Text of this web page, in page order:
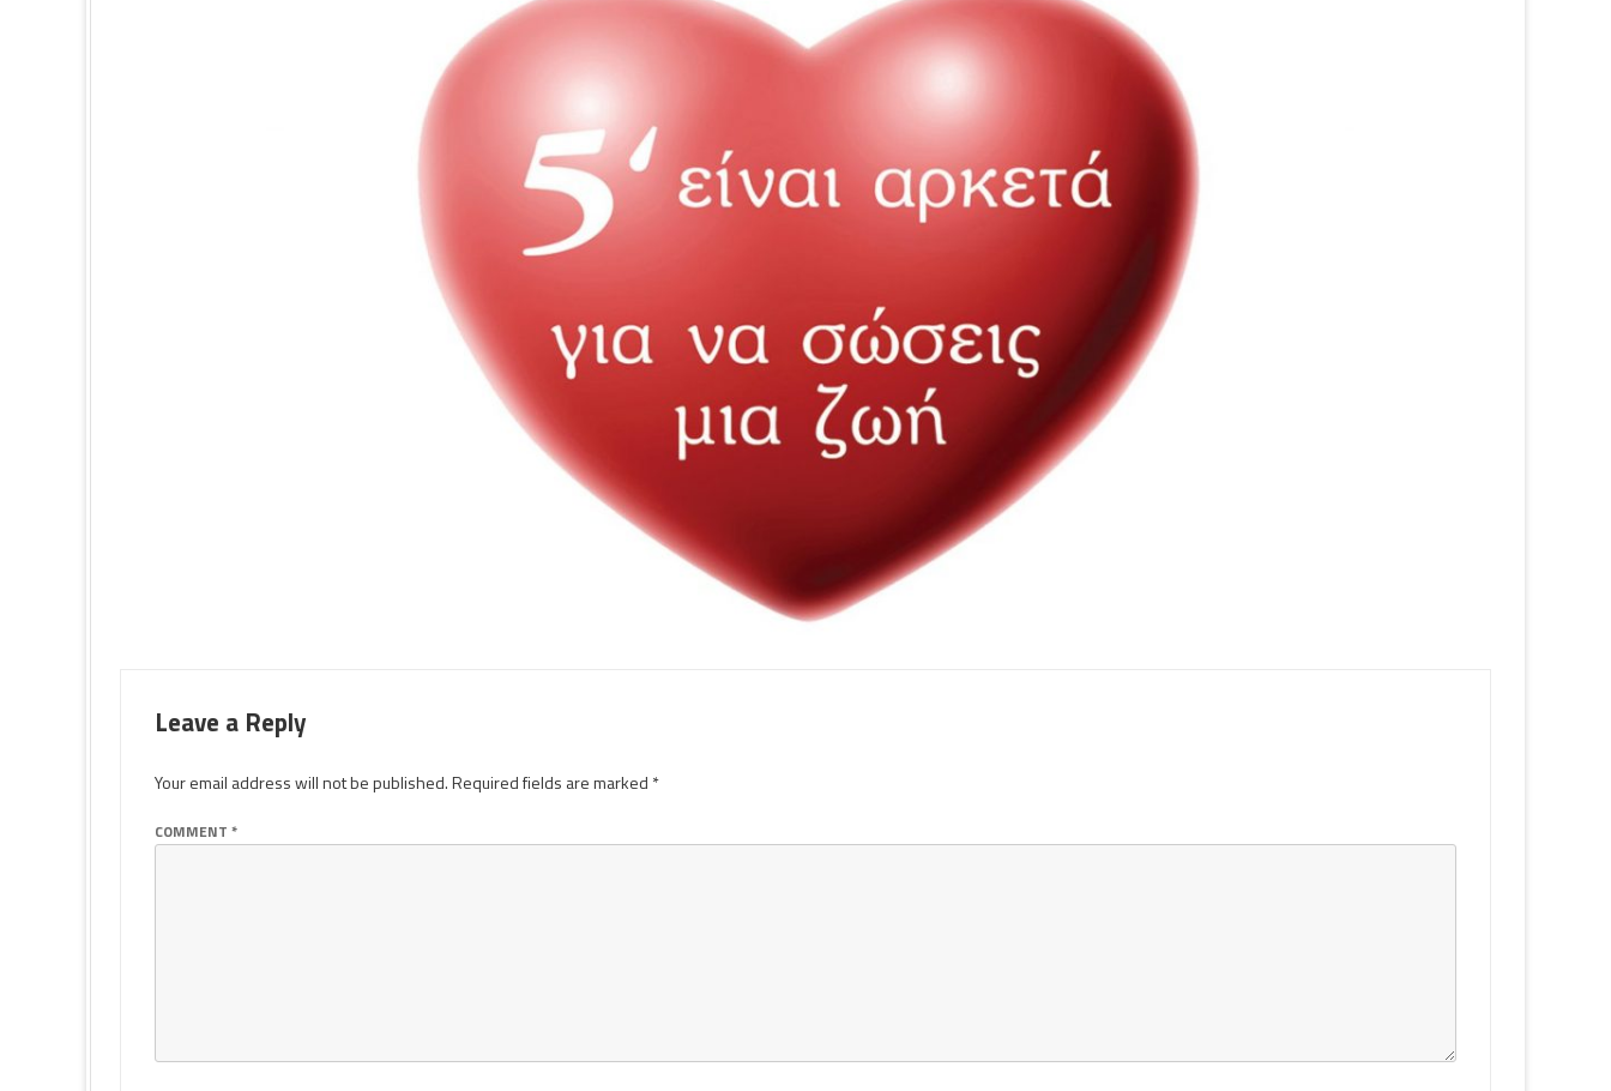
Leave a Reply
Your email address will not be published.Required fields are marked *
COMMENT *